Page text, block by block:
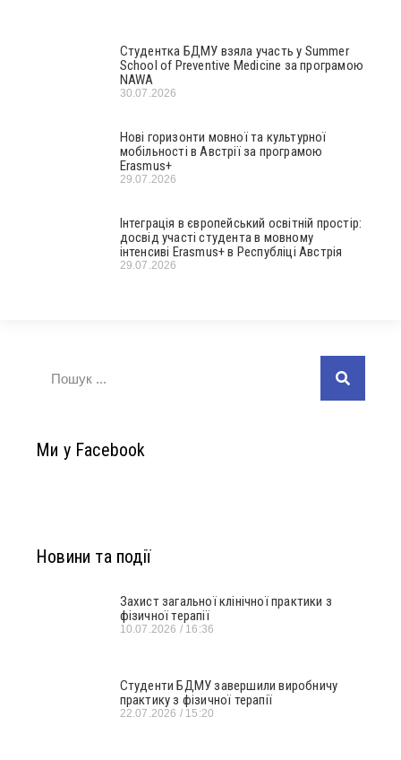
Студентка БДМУ взяла участь у Summer
School of Preventive Medicine за програмою
NAWA
30.07.2026
Нові горизонти мовної та культурної
мобільності в Австрії за програмою
Erasmus+
29.07.2026
Інтеграція в європейський освітній простір:
досвід участі студента в мовному
інтенсиві Erasmus+ в Республіці Австрія
29.07.2026
Ми у Facebook
Новини та події
Захист загальної клінічної практики з
фізичної терапії
10.07.2026 16:36
Студенти БДМУ завершили виробничу
практику з фізичної терапії
22.07.2026 15:20